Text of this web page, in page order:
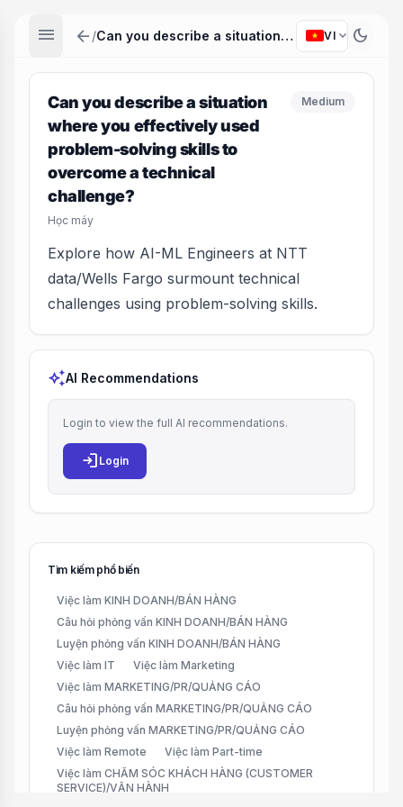
menu arrow_back / Can you describe a situation where you effectively used problem-solving skills to overcome a technical challenge? VI expand_more dark_mode
Can you describe a situation
where you effectively used
problem-solving skills to
overcome a technical
challenge?
Học máy
Medium
Explore how AI-ML Engineers at NTT
data/Wells Fargo surmount technical
challenges using problem-solving skills.
auto_awesomeAI Recommendations
Login to view the full AI recommendations.
login Login
Tìm kiếm phổ biến
Việc làm KINH DOANH/BÁN HÀNG
Câu hỏi phỏng vấn KINH DOANH/BÁN HÀNG
Luyện phỏng vấn KINH DOANH/BÁN HÀNG
Việc làm IT
Việc làm Marketing
Việc làm MARKETING/PR/QUẢNG CÁO
Câu hỏi phỏng vấn MARKETING/PR/QUẢNG CÁO
Luyện phỏng vấn MARKETING/PR/QUẢNG CÁO
Việc làm Remote
Việc làm Part-time
Việc làm CHĂM SÓC KHÁCH HÀNG (CUSTOMER
SERVICE)/VẬN HÀNH